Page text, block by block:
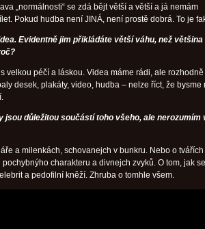
„normálnosti“ se zdá bějt větší a větší a já nemám
Pokud hudba není JINÁ, není prostě dobrá. To je
Evidentně jim přikládáte větší váhu, než většina
velkou péčí a láskou. Videa máme rádi, ale rozhodně
desek, plakáty, video, hudba – nelze říct, že bysme
jsou důležitou součástí toho všeho, ale nerozumím
a milenkách, schovanejch v bunkru. Nebo o
charakteru a divnejch zvyků. O tom, jak
a pedofilní kněží. Zhruba o tomhle všem.